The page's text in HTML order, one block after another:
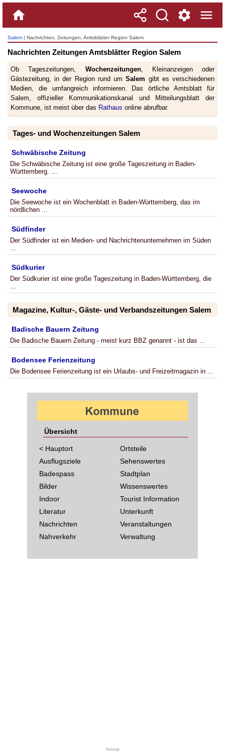
Salem | Nachrichten, Zeitungen, Amtsblätter Region Salem
Nachrichten Zeitungen Amtsblätter Region Salem
Ob Tageszeitungen, Wochenzeitungen, Kleinanzeigen oder
Gästezeitung, in der Region rund umSalem gibt es verschiedenen
Medien, die umfangreich informieren. Das örtliche Amtsblatt für
Salem, offizieller Kommunikationskanal und Mitteilungsblatt der
Kommune, ist meist über das Rathaus online abrufbar.
Tages- und Wochenzeitungen Salem
Schwäbische Zeitung
Die Schwäbische Zeitung ist eine große Tageszeitung in Baden-
Württemberg. ...
Seewoche
Die Seewoche ist ein Wochenblatt in Baden-Württemberg, das im
nördlichen ...
Südfinder
Der Südfinder ist ein Medien- und Nachrichtenunternehmen im Süden
...
Südkurier
Der Südkurier ist eine große Tageszeitung in Baden-Württemberg, die
...
Magazine, Kultur-, Gäste- und Verbandszeitungen Salem
Badische Bauern Zeitung
Die Badische Bauern Zeitung - meist kurz BBZ genannt - ist das ...
Bodensee Ferienzeitung
Die Bodensee Ferienzeitung ist ein Urlaubs- und Freizeitmagazin in ...
Übersicht
< Hauptort
Ausflugsziele
Badespass
Bilder
Indoor
Literatur
Nachrichten
Nahverkehr
Ortsteile
Sehenswertes
Stadtplan
Wissenswertes
Tourist Information
Unterkunft
Veranstaltungen
Verwaltung
Anzeige